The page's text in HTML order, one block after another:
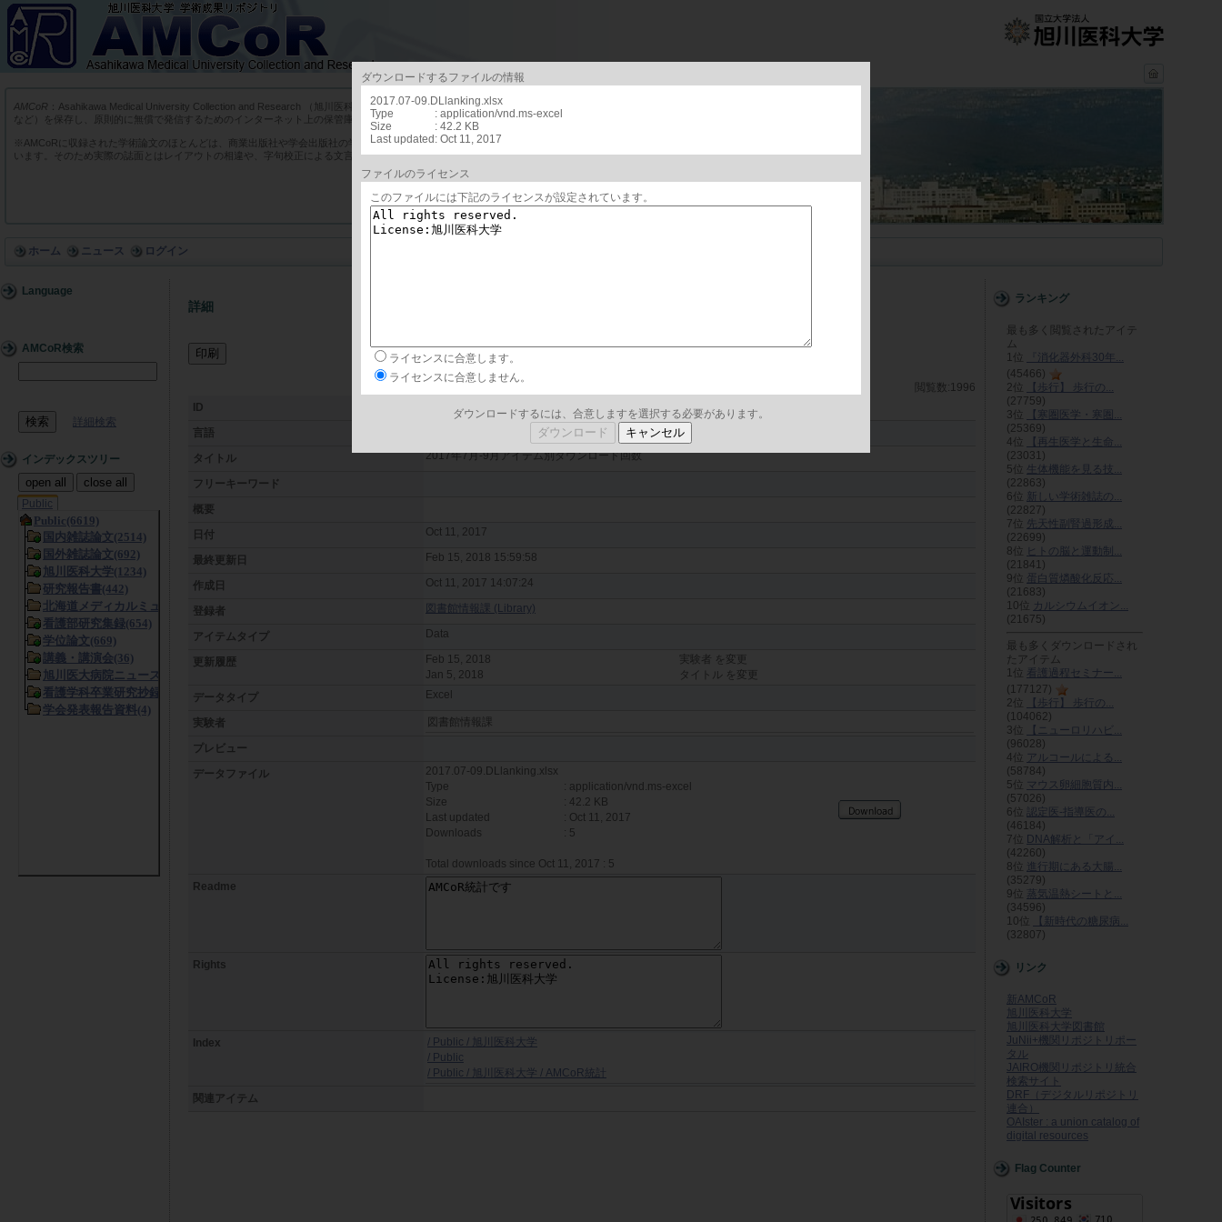
AMCoR ：Asahikawa Medical University Collection and Research （旭川医科大学学術成果リポジトリ）は、本学で生産された電子的な知的生産物（学術雑誌論文の原稿・教材・学術資料
など）を保存し、原則的に無償で発信するためのインターネット上の保管庫です。
※AMCoRに収録された学術論文のほとんどは、商業出版社や学会出版社の学術雑誌に掲載されたものですが、著作権に係わる出版社の方針により、出版社の条件に添った版を収録して
います。そのため実際の誌面とはレイアウトの相違や、字句校正による文言の違いがあり得ますことをあらかじめご了承ください。
ホーム ニュース ログイン
Language
AMCoR検索
詳細検索
インデックスツリー
open all close all
Public
詳細
閲覧数:1996
ID
言語
タイトル 2017年7月-9月アイテム別ダウンロード回数
フリーキーワード
概要
日付
Oct 11, 2017
最終更新日 Feb 15, 2018 15:59:58
作成日 Oct 11, 2017 14:07:24
登録者 図書館情報課 (Library)
アイテムタイプ Data
更新履歴 Feb 15, 2018
実験者 を変更
Jan 5, 2018
タイトル を変更
データタイプ
Excel
実験者 図書館情報課
プレビュー
データファイル
2017.07-09.DLlanking.xlsx
Type
: application/vnd.ms-excel
Size
: 42.2 KB
Last updated
: Oct 11, 2017
Downloads
: 5
Total downloads since Oct 11, 2017 : 5
Readme
Rights
Index
/ Public / 旭川医科大学
/ Public
/ Public / 旭川医科大学 / AMCoR統計
関連アイテム
ランキング
最も多く閲覧されたアイテ
ム
1位
『消化器外科30年...
(45466)
2位
【歩行】 歩行の...
(27759)
3位
【寒圏医学・寒圏...
(25369)
4位
【再生医学と生命...
(23031)
5位 生体機能を見る技...
(22863)
6位 新しい学術雑誌の...
(22827)
7位 先天性副腎過形成...
(22699)
8位
ヒトの脳と運動制...
(21841)
9位 蛋白質燐酸化反応...
(21683)
10位 カルシウムイオン...
(21675)
最も多くダウンロードされ
たアイテム
1位 看護過程セミナー...
(177127)
2位
【歩行】 歩行の...
(104062)
3位
【ニューロリハビ...
(96028)
4位 アルコールによる...
(58784)
5位
マウス卵細胞質内...
(57026)
6位
認定医-指導医の...
(46184)
7位 DNA解析と「アイ...
(42260)
8位 進行期にある大腸...
(35279)
9位 蒸気温熱シートと...
(34596)
10位
【新時代の糖尿病...
(32807)
リンク
新AMCoR
旭川医科大学
旭川医科大学図書館
JuNii+機関リポジトリポー
タル
JAIRO機関リポジトリ統合
検索サイト
DRF（デジタルリポジトリ
連合）
OAIster : a union catalog of
digital resources
Flag Counter
ダウンロードするファイルの情報
2017.07-09.DLlanking.xlsx
Type
: application/vnd.ms-excel
Size
: 42.2 KB
Last updated : Oct 11, 2017
ファイルのライセンス
このファイルには下記のライセンスが設定されています。
ライセンスに合意します。
ライセンスに合意しません。
ダウンロードするには、合意しますを選択する必要があります。